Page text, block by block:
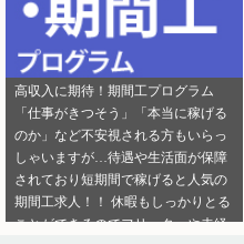
い合わせはこちら」からご連絡くだ
さい。
高収入に期待！期間工プログラム
「仕事がきつそう」「本当に稼げる
のか」など不安視される方もいらっ
しゃいますが…待遇や生活面が保障
されており短期間で稼げると人気の
期間工求人！！ 休暇もしっかりとる
ことができるのでフリーターや未経